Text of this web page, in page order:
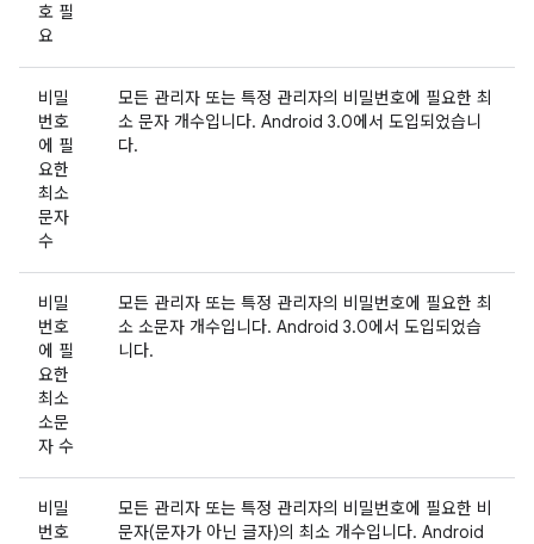
호 필
요
비밀
번호
에 필
요한
최소
문자
수
모든 관리자 또는 특정 관리자의 비밀번호에 필요한 최
소 문자 개수입니다. Android 3.0에서 도입되었습니
다.
비밀
번호
에 필
요한
최소
소문
자 수
모든 관리자 또는 특정 관리자의 비밀번호에 필요한 최
소 소문자 개수입니다. Android 3.0에서 도입되었습
니다.
비밀
번호
모든 관리자 또는 특정 관리자의 비밀번호에 필요한 비
문자(문자가 아닌 글자)의 최소 개수입니다. Android